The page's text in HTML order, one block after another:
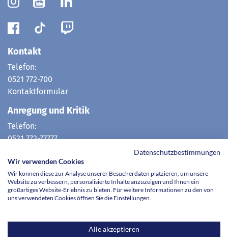
Kontakt
Telefon:
0521 772-700
Kontaktformular
Anregung und Kritik
Telefon:
0521 772-77777
hotline@evkb.de
Datenschutzbestimmungen
Wir verwenden Cookies
Wir können diese zur Analyse unserer Besucherdaten platzieren, um unsere
Website zu verbessern, personalisierte Inhalte anzuzeigen und Ihnen ein
großartiges Website-Erlebnis zu bieten. Für weitere Informationen zu den von
uns verwendeten Cookies öffnen Sie die Einstellungen.
Alle akzeptieren